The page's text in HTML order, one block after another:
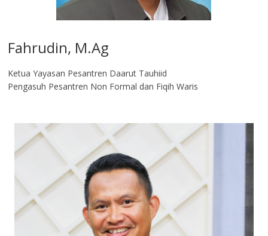
Fahrudin, M.Ag​
Ketua Yayasan Pesantren Daarut Tauhiid
Pengasuh Pesantren Non Formal dan Fiqih Waris